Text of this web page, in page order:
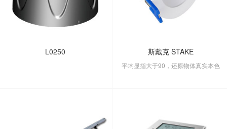
L0250 斯戴克 STAKE
平均显指大于90，还原物体真实本色